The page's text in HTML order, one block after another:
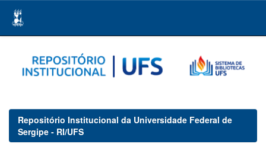
navigation
Repositório Institucional da Universidade Federal de
Sergipe - RI/UFS